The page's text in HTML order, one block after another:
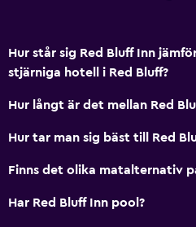
Privat badrum
Tillgänglighet och lämplighet
Hela enheten ligger på
Tillgänglig parkering
Hur står sig Red Bluff Inn
stjärniga hotell i Red Bluff?
Hur långt är det mellan Red
Hur tar man sig bäst till Red
Finns det olika matalternativ
Har Red Bluff Inn pool?